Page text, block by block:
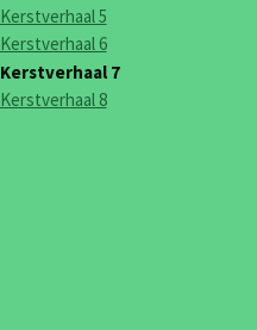
Kerstverhaal 5
Kerstverhaal 6
Kerstverhaal 7
Kerstverhaal 8